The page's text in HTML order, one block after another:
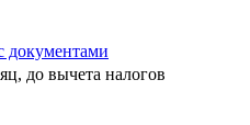
документами
до вычета налогов